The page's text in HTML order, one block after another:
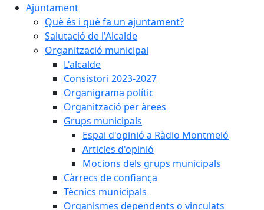
Ajuntament
Què és i què fa un ajuntament?
Salutació de l'Alcalde
Organització municipal
L'alcalde
Consistori 2023-2027
Organigrama polític
Organització per àrees
Grups municipals
Espai d'opinió a Ràdio Montmeló
Articles d'opinió
Mocions dels grups municipals
Càrrecs de confiança
Tècnics municipals
Organismes dependents o vinculats